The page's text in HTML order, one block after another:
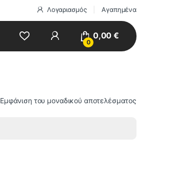
Λογαριασμός Αγαπημένα
0
0,00€
Εμφάνιση του μοναδικού αποτελέσματος